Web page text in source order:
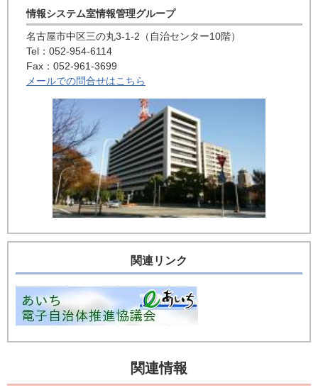
情報システム室情報管理グループ
名古屋市中区三の丸3-1-2（自治センター10階）
Tel：052-954-6114
Fax：052-961-3699
メールでの問合せはこちら
関連リンク
関連情報